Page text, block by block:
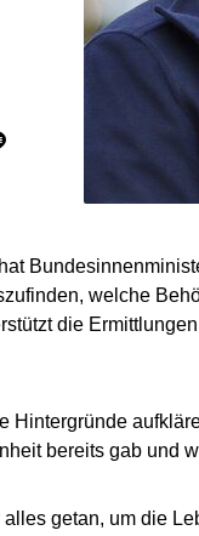
welche
die
Hintergründe
bereits gab und
getan, um die